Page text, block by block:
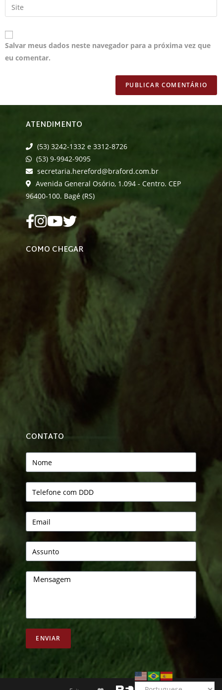
Salvar meus dados neste navegador para a próxima vez que
eu comentar.
ATENDIMENTO
(53) 3242-1332 e 3312-8726
(53) 9-9942-9095
secretaria.hereford@braford.com.br
Avenida General Osório, 1.094 - Centro. CEP
96400-100. Bagé (RS)
COMO CHEGAR
CONTATO
ENVIAR